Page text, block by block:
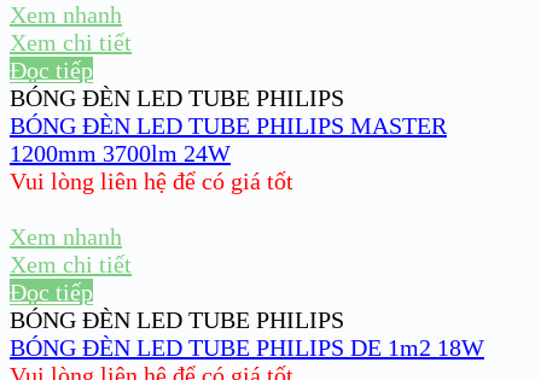
Xem nhanh
Xem chi tiết
Đọc tiếp
BÓNG ĐÈN LED TUBE PHILIPS
BÓNG ĐÈN LED TUBE PHILIPS MASTER
1200mm 3700lm 24W
Vui lòng liên hệ để có giá tốt
Xem nhanh
Xem chi tiết
Đọc tiếp
BÓNG ĐÈN LED TUBE PHILIPS
BÓNG ĐÈN LED TUBE PHILIPS DE 1m2 18W